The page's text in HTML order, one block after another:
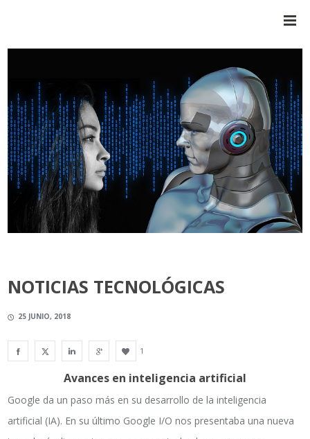
NOTICIAS TECNOLÓGICAS
25 JUNIO, 2018
1
Avances en inteligencia artificial
Google da un paso más en su desarrollo de la inteligencia
artificial (IA). En su último Google I/O nos presentaba una nueva